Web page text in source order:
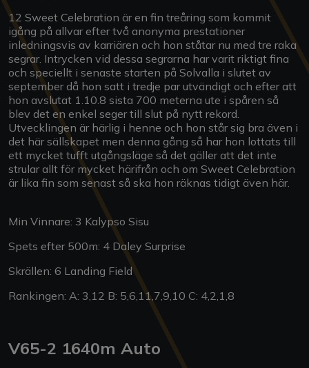
12 Sweet Celebration är en fin treåring som kommit
igång på allvar efter två anonyma prestationer
inledningsvis av karriären och hon ståtar nu med tre raka
segrar. Intrycken vid dessa segrarna har varit riktigt fina
och speciellt i senaste starten på Solvalla i slutet av
september då hon satt i tredje par utvändigt och efter att
hon avslutat 1.10.8 sista 700 meterna ute i spåren så
blev det en enkel seger till slut på nytt rekord.
Utvecklingen är härlig i henne och hon står sig bra även i
det här sällskapet men denna gång så har hon lottats till
ett mycket tufft utgångsläge så det gäller att det inte
strular allt för mycket härifrån och om Sweet Celebration
är lika fin som senast så ska hon räknas tidigt även här.
Min Vinnare: 3 Kalypso Sisu
Spets efter 500m: 4 Daley Surprise
Skrällen: 6 Landing Field
Rankingen: A: 3,12 B: 5,6,11,7,9,10 C: 4,2,1,8
V65-2 1640m Auto